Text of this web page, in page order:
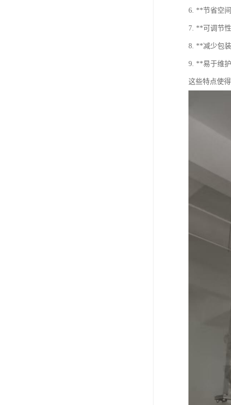
6. **节省空
7. **可调节
8. **减少包
9. **易于维
这些特点使